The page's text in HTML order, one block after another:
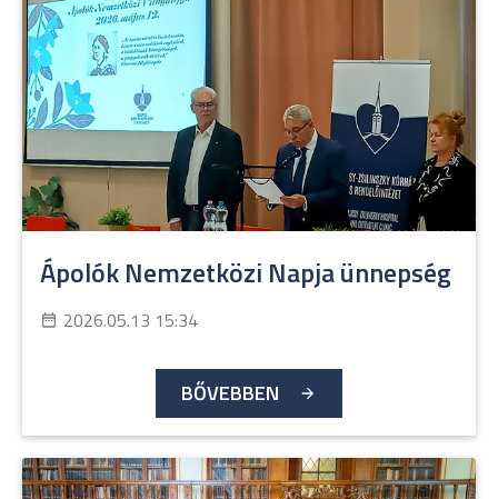
Ápolók Nemzetközi Napja ünnepség
2026.05.13 15:34
BŐVEBBEN